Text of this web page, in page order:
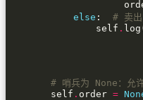
else : # 卖出
                self
.
# 哨兵为 None：允
        self
. order =